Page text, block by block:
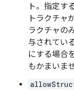
ト。指定す
トラクチャ
ラクチャの
与されてい
にする場合
もかまいま